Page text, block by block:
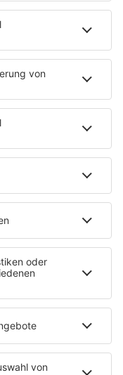
Folge 148
INFO
Folge 147
INFO
o’ Mine
Folge 144
Folge 143